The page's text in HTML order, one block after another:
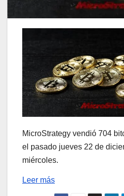
MicroStrategy vendió 704
el pasado jueves 22 de
miércoles.
Leer más